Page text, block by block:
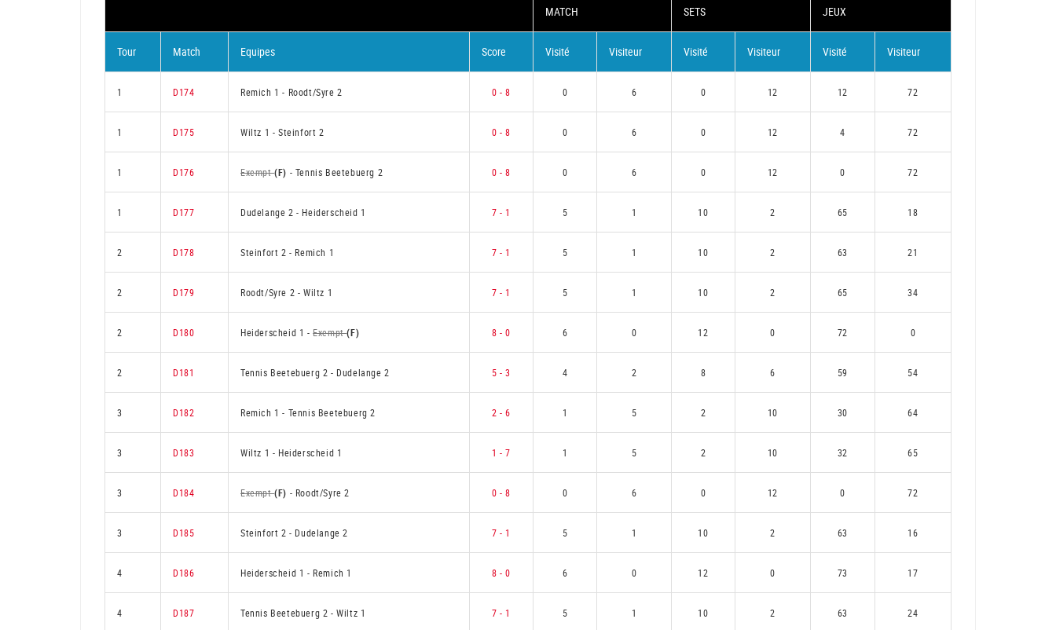
MATCH SETS JEUX
Tour Match Equipes Score Visité Visiteur Visité Visiteur Visité Visiteur
1 D174 Remich 1- Roodt/Syre 2 0 - 8 0 6 0 12 12 72
1 D175 Wiltz 1 -Steinfort 2 0 - 8 0 6 0 12 4 72
1 D176 Exempt(F) - Tennis Beetebuerg 2 0 - 8 0 6 0 12 0 72
1 D177 Dudelange 2- Heiderscheid 1 7 - 1 5 1 10 2 65 18
2 D178 Steinfort 2- Remich 1 7 - 1 5 1 10 2 63 21
2 D179 Roodt/Syre 2 -Wiltz 1 7 - 1 5 1 10 2 65 34
2 D180 Heiderscheid 1 -Exempt(F) 8 - 0 6 0 12 0 72 0
2 D181 Tennis Beetebuerg 2 - Dudelange 2 5 - 3 4 2 8 6 59 54
3 D182 Remich 1- Tennis Beetebuerg 2 2 - 6 1 5 2 10 30 64
3 D183 Wiltz 1 - Heiderscheid 1 1 - 7 1 5 2 10 32 65
3 D184 Exempt(F) - Roodt/Syre 2 0 - 8 0 6 0 12 0 72
3 D185 Steinfort 2- Dudelange 2 7 - 1 5 1 10 2 63 16
4 D186 Heiderscheid 1 - Remich 1 8 - 0 6 0 12 0 73 17
4 D187 Tennis Beetebuerg 2 -Wiltz 1 7 - 1 5 1 10 2 63 24